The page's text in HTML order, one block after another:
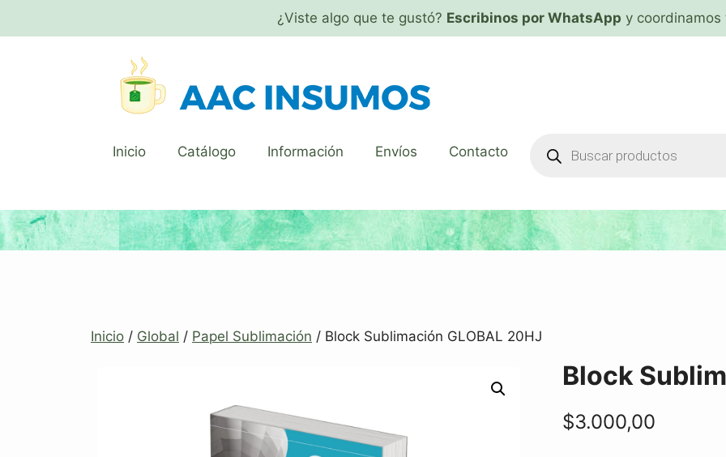
¿Viste algo que te gustó? Escribinos por WhatsApp y
Inicio Catálogo Información Envíos Contacto
Inicio / Global / Papel Sublimación / Block Sublimación GLOBAL 20HJ
Block
$3.000,00